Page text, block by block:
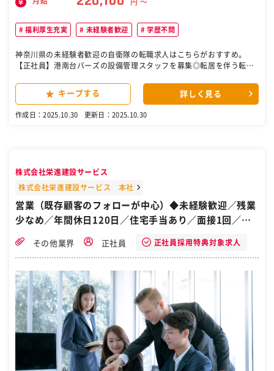
円 〜
福利厚生充実 未経験者歓迎 学歴不問
神奈川県の未経験者歓迎の自衛隊の転職求人はこちらがおすすめ。
【正社員】港南台バーズの設備管理スタッフを募集◎転居を伴う転勤
採用20～40代スタートも活躍中＞≫ お任せするのは、変電設備の点
検や修理 、空調設備・給排水設備のメンテナンス、室温調整と管理。
守る仕事です。 素朴で真面目な人材が多く勤めている＜相鉄企業株式
ています！ 弊社は横浜市を中心とした地域密着型の企業です。 新規事
業は日々拡大し、一緒にお仕事を手伝ってくれる仲間を求めていま
年を迎えた相鉄グループの一員として、決して派手ではないが、縁の
下の力持ちとしての大事な人材を求めています。 設備未経験者も歓迎
ップができます！ 福利厚生充実・安定の相鉄グループで働きたい方
方◎ 資格支援制度を利用して資格取得でキャリアアップしたい方◎ こ
んな方のご応募をお待ちしています！ ［自衛隊・転職・求人］
キープする 詳しく見る
作成日：2025.10.30 更新日：2025.10.30
株式会社栄進建設サービス
株式会社栄進建設サービス 本社
営業（既存顧客のフォローが中心）◆未経験歓迎／残業
少なめ／年間休日120日／住宅手当あり／面接1回／自
その他業界 正社員 正社員採用特典対象求人